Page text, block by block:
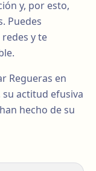
y, por esto,
Puedes
y te
Regueras en
su actitud efusiva
hecho de su